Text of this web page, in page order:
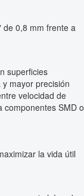
de 0,8 mm frente a
superficies
mayor precisión
velocidad de
componentes SMD o
la vida útil